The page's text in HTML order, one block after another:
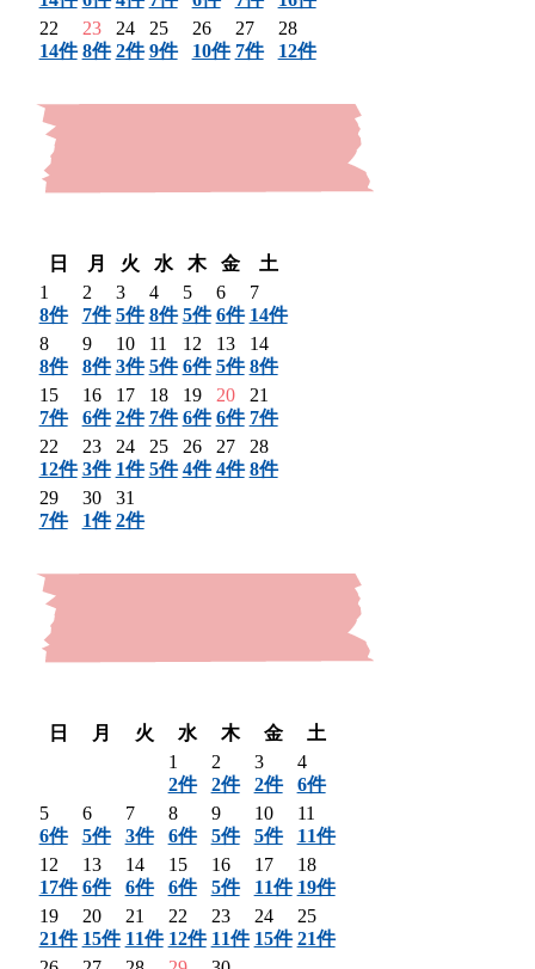
22
14件
23
8件
24
2件
25
9件
26
10件
27
7件
28
12件
日
月 火 水 木 金
土
1
8件
2
7件
3
5件
4
8件
5
5件
6
6件
7
14件
8
8件
9
8件
10
3件
11
5件
12
6件
13
5件
14
8件
15
7件
16
6件
17
2件
18
7件
19
6件
20
6件
21
7件
22
12件
23
3件
24
1件
25
5件
26
4件
27
4件
28
8件
29
7件
30
1件
31
2件
日
月 火 水 木 金
土
1
2件
2
2件
3
2件
4
6件
5
6件
6
5件
7
3件
8
6件
9
5件
10
5件
11
11件
12
17件
13
6件
14
6件
15
6件
16
5件
17
11件
18
19件
19
21件
20
15件
21
11件
22
12件
23
11件
24
15件
25
21件